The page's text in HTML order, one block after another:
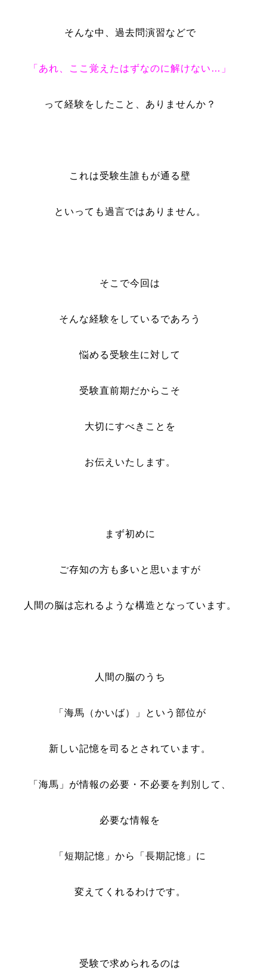
そんな中、過去問演習などで
「あれ、ここ覚えたはずなのに解けない…」
って経験をしたこと、ありませんか？
これは受験生誰もが通る壁
といっても過言ではありません。
そこで今回は
そんな経験をしているであろう
悩める受験生に対して
受験直前期だからこそ
大切にすべきことを
お伝えいたします。
まず初めに
ご存知の方も多いと思いますが
人間の脳は忘れるような構造となっています。
人間の脳のうち
「海馬（かいば）」という部位が
新しい記憶を司るとされています。
「海馬」が情報の必要・不必要を判別して、
必要な情報を
「短期記憶」から「長期記憶」に
変えてくれるわけです。
受験で求められるのは